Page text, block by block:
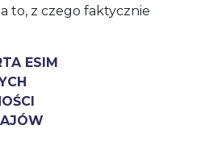
to, z czego faktycznie
ESIM